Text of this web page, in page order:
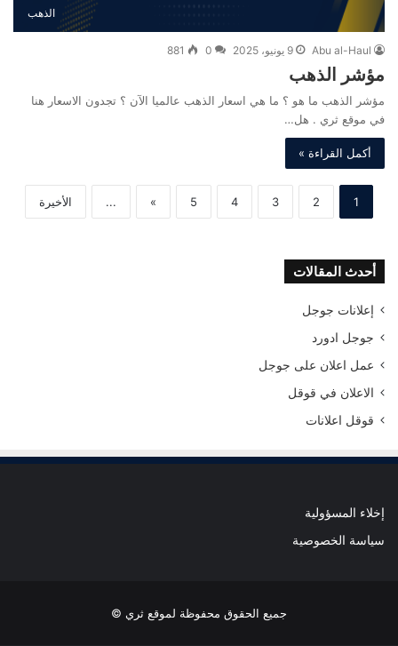
الذهب
Abu al-Haul 9 يونيو، 2025 0
881
مؤشر الذهب
مؤشر الذهب ما هو ؟ ما هي اسعار الذهب عالميا الآن ؟ تجدون الاسعار هنا
في موقع ثري . هل…
أكمل القراءة »
1
2
3
4
5
»
... الأخيرة
أحدث المقالات
إعلانات جوجل
جوجل ادورد
عمل اعلان على جوجل
الاعلان في قوقل
قوقل اعلانات
إخلاء المسؤولية
سياسة الخصوصية
جميع الحقوق محفوظة لموقع ثري ©